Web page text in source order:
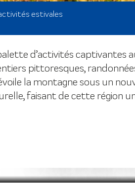
estivales
d’activités captivantes
pittoresques,
la montagne sous un
faisant de cette région